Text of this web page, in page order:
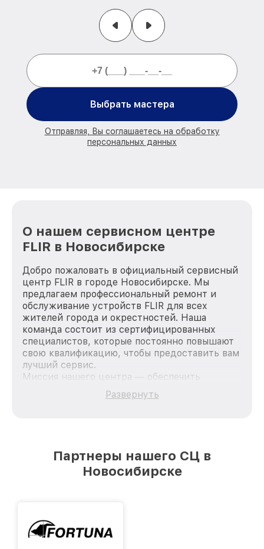
Выбрать мастера
Отправляя, Вы соглашаетесь на обработку
персональных данных
О нашем сервисном центре
FLIR в Новосибирске
Добро пожаловать в официальный сервисный
центр FLIR в городе Новосибирске. Мы
предлагаем профессиональный ремонт и
обслуживание устройств FLIR для всех
жителей города и окрестностей. Наша
команда состоит из сертифицированных
специалистов, которые постоянно повышают
свою квалификацию, чтобы предоставить вам
лучший сервис.
Миссия нашего центра — обеспечить
качественный и доступный ремонт для
каждого пользователя продукции FLIR, вне
лучшим сервисным центром FLIR в городе
Новосибирске, постоянно повышая уровень
Развернуть
Партнеры нашего СЦ в
Новосибирске